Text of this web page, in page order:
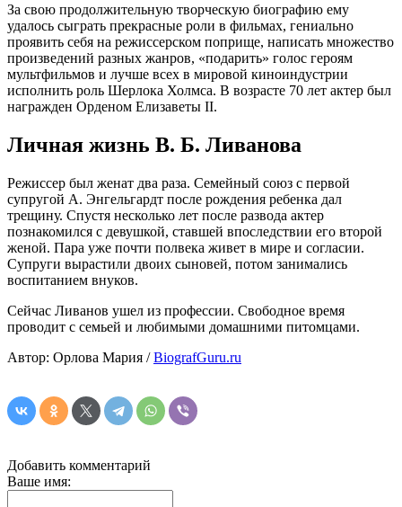
За свою продолжительную творческую биографию ему
удалось сыграть прекрасные роли в фильмах, гениально
проявить себя на режиссерском поприще, написать множество
произведений разных жанров, «подарить» голос героям
мультфильмов и лучше всех в мировой киноиндустрии
исполнить роль Шерлока Холмса. В возрасте 70 лет актер был
награжден Орденом Елизаветы II.
Личная жизнь В. Б. Ливанова
Режиссер был женат два раза. Семейный союз с первой
супругой А. Энгельгардт после рождения ребенка дал
трещину. Спустя несколько лет после развода актер
познакомился с девушкой, ставшей впоследствии его второй
женой. Пара уже почти полвека живет в мире и согласии.
Супруги вырастили двоих сыновей, потом занимались
воспитанием внуков.
Сейчас Ливанов ушел из профессии. Свободное время
проводит с семьей и любимыми домашними питомцами.
Автор: Орлова Мария /BiografGuru.ru
Добавить комментарий
Ваше имя: